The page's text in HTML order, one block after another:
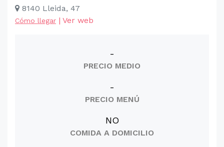
8140 Lleida, 47
Cómo llegar | Ver web
-
PRECIO MEDIO
-
PRECIO MENÚ
NO
COMIDA A DOMICILIO